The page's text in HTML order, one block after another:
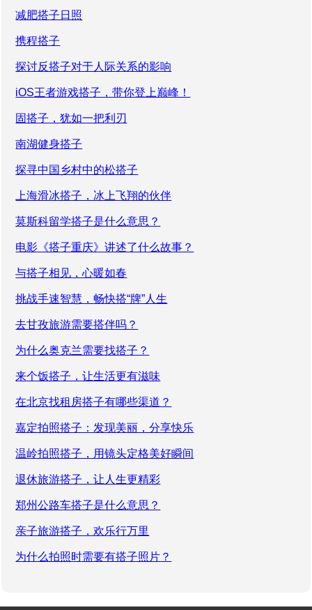
减肥搭子日照
携程搭子
探讨反搭子对于人际关系的影响
iOS王者游戏搭子，带你登上巅峰！
固搭子，犹如一把利刃
南湖健身搭子
探寻中国乡村中的松搭子
上海滑冰搭子，冰上飞翔的伙伴
莫斯科留学搭子是什么意思？
电影《搭子重庆》讲述了什么故事？
与搭子相见，心暖如春
挑战手速智慧，畅快搭“牌”人生
去甘孜旅游需要搭伴吗？
为什么奥克兰需要找搭子？
来个饭搭子，让生活更有滋味
在北京找租房搭子有哪些渠道？
嘉定拍照搭子：发现美丽，分享快乐
温岭拍照搭子，用镜头定格美好瞬间
退休旅游搭子，让人生更精彩
郑州公路车搭子是什么意思？
亲子旅游搭子，欢乐行万里
为什么拍照时需要有搭子照片？